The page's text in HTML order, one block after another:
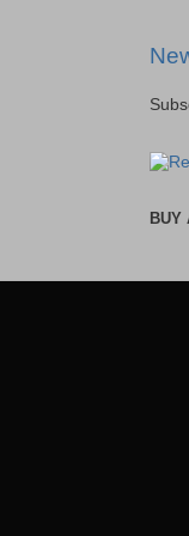
BUY